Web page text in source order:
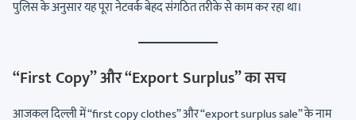
पुलिस के अनुसार यह पूरा नेटवर्क बेहद संगठित तरीके से काम कर रहा था।
“First Copy” और “Export Surplus” का सच
आजकल दिल्ली में “first copy clothes” और “export surplus sale” के नाम